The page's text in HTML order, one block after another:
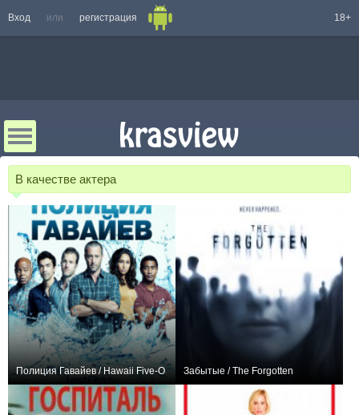
Вход или регистрация 18+
В качестве актера
Полиция Гавайев / Hawaii Five-O Забытые / The Forgotten